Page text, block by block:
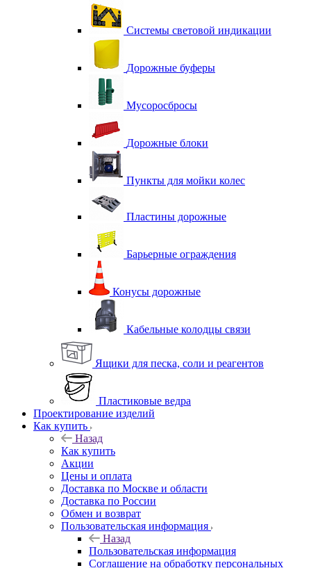
Системы световой индикации
Дорожные буферы
Мусоросбросы
Дорожные блоки
Пункты для мойки колес
Пластины дорожные
Барьерные ограждения
Конусы дорожные
Кабельные колодцы связи
Ящики для песка, соли и реагентов
Пластиковые ведра
Проектирование изделий
Как купить
Назад
Как купить
Акции
Цены и оплата
Доставка по Москве и области
Доставка по России
Обмен и возврат
Пользовательская информация
Назад
Пользовательская информация
Соглашение на обработку персональных